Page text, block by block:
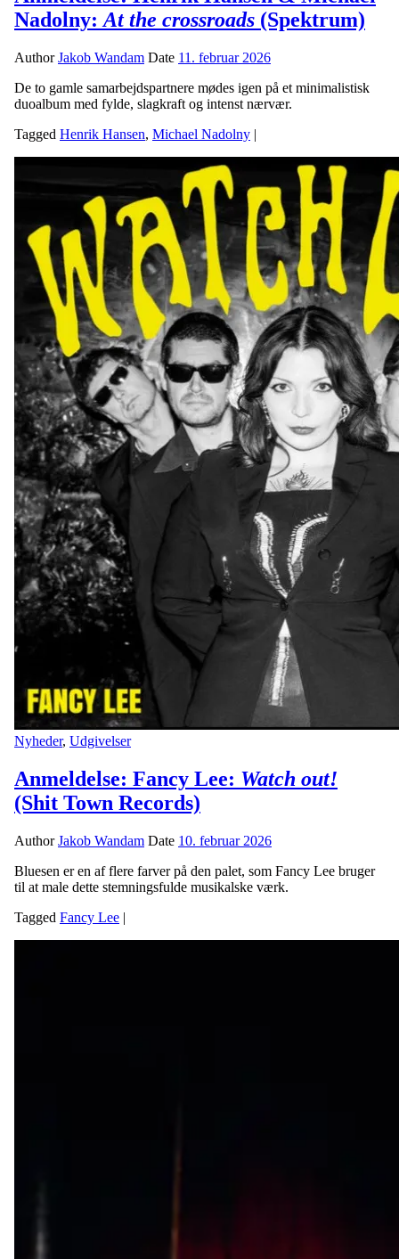
Nadolny: At the crossroads (Spektrum)
AuthorJakob Wandam Date 11. februar 2026
De to gamle samarbejdspartnere mødes igen på et minimalistisk
duoalbum med fylde, slagkraft og intenst nærvær.
Tagged Henrik Hansen, Michael Nadolny |
Nyheder, Udgivelser
Anmeldelse: Fancy Lee: Watch out!
(Shit Town Records)
AuthorJakob Wandam Date 10. februar 2026
Bluesen er en af flere farver på den palet, som Fancy Lee bruger
til at male dette stemningsfulde musikalske værk.
Tagged Fancy Lee |